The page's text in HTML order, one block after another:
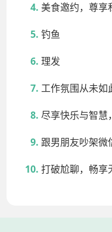
美食邀约，尊享
钓鱼
理发
工作氛围从未如
尽享快乐与智慧
跟男朋友吵架微
打破尬聊，畅享